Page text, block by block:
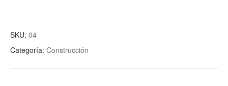
SKU: 04
Categoría: Construcción